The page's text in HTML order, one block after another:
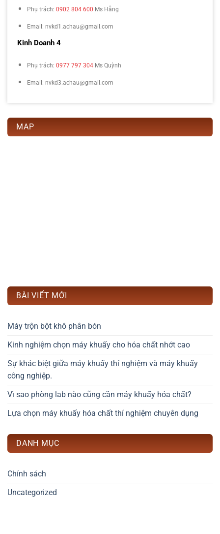
Phụ trách: 0902 804 600 Ms Hằng
Email: nvkd1.achau@gmail.com
Kinh Doanh 4
Phụ trách: 0977 797 304 Ms Quỳnh
Email: nvkd3.achau@gmail.com
MAP
BÀI VIẾT MỚI
Máy trộn bột khô phân bón
Kinh nghiệm chọn máy khuấy cho hóa chất nhớt cao
Sự khác biệt giữa máy khuấy thí nghiệm và máy khuấy
công nghiệp.
Vì sao phòng lab nào cũng cần máy khuấy hóa chất?
Lựa chọn máy khuấy hóa chất thí nghiệm chuyên dụng
DANH MỤC
Chính sách
Uncategorized